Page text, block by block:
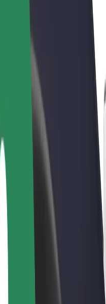
for Business
velosipēdi
Plus
ar Bolt
ieņēmumi
ieņēmumi